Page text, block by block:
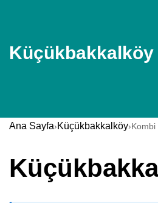
Küçükbakkalköy
Ana Sayfa›Küçükbakkalköy›